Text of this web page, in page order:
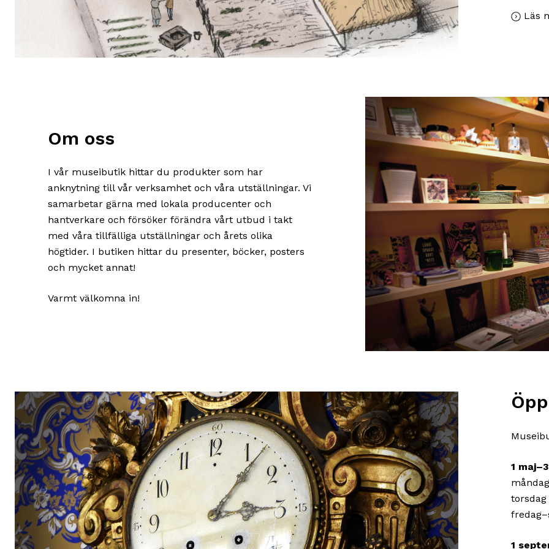
Läs
Om oss
I vår museibutik hittar du produkter som har
anknytning till vår verksamhet och våra utställningar. Vi
samarbetar gärna med lokala producenter och
hantverkare och försöker förändra vårt utbud i takt
med våra tillfälliga utställningar och årets olika
högtider. I butiken hittar du presenter, böcker, posters
och mycket annat!
Varmt välkomna in!
1
torsdag
1